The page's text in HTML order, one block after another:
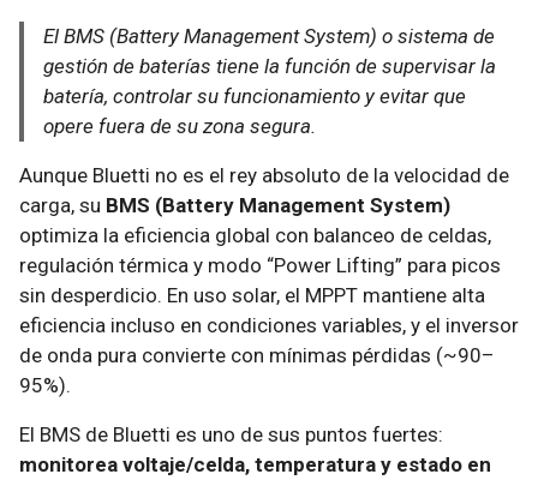
El BMS (Battery Management System) o sistema de
gestión de baterías tiene la función de supervisar la
batería, controlar su funcionamiento y evitar que
opere fuera de su zona segura.
Aunque Bluetti no es el rey absoluto de la velocidad de
carga, su BMS (Battery Management System)
optimiza la eficiencia global con balanceo de celdas,
regulación térmica y modo “Power Lifting” para picos
sin desperdicio. En uso solar, el MPPT mantiene alta
eficiencia incluso en condiciones variables, y el inversor
de onda pura convierte con mínimas pérdidas (~90–
95%).
El BMS de Bluetti es uno de sus puntos fuertes:
monitorea voltaje/celda, temperatura y estado en